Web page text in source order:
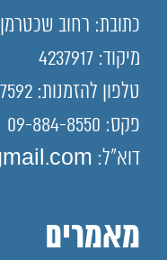
כתובת: רחוב שכטרמן 17, אזור תעשייה ישן נתניה.
מיקוד: 4237917
טלפון להזמנות: 072-265-7592
פקס: 09-884-8550
דוא"ל: shayteks@gmail.com
מאמרים